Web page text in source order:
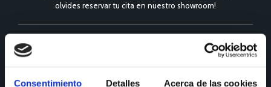
Consentimiento Detalles Acerca de las cookies
olvides reservar tu cita en nuestro showroom!
CONSULTAS
Teléfono de consulta: